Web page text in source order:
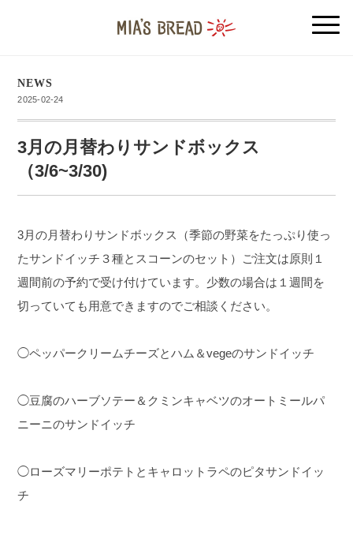
NEWS
2025-02-24
3月の月替わりサンドボックス
（3/6~3/30)
3月の月替わりサンドボックス（季節の野菜をたっぷり使っ
たサンドイッチ３種とスコーンのセット） ご注文は原則１
週間前の予約で受け付けています。少数の場合は１週間を
切っていても用意できますのでご相談ください。
◯ペッパークリームチーズとハム＆vegeのサンドイッチ
◯豆腐のハーブソテー＆クミンキャベツのオートミールパ
ニーニのサンドイッチ
◯ローズマリーポテトとキャロットラペのピタサンドイッ
チ